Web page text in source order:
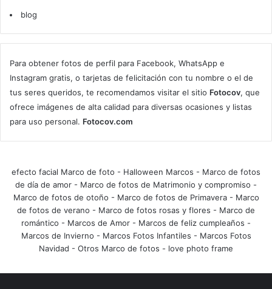
blog
Para obtener fotos de perfil para Facebook, WhatsApp e
Instagram gratis, o tarjetas de felicitación con tu nombre o el de
tus seres queridos, te recomendamos visitar el sitio Fotocov, que
ofrece imágenes de alta calidad para diversas ocasiones y listas
para uso personal. Fotocov.com
efecto facial Marco de foto - Halloween Marcos - Marco de fotos
de día de amor - Marco de fotos de Matrimonio y compromiso -
Marco de fotos de otoño - Marco de fotos de Primavera- Marco
de fotos de verano - Marco de fotos rosas y flores - Marco de
romántico - Marcos de Amor - Marcos de feliz cumpleaños -
Marcos de Invierno - Marcos Fotos Infantiles - Marcos Fotos
Navidad - Otros Marco de fotos - love photo frame